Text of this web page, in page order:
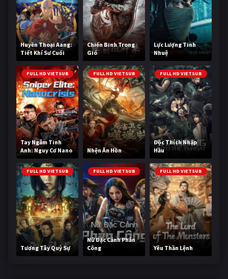
Huyền Thoại Aang:
Tiết Khí Sư Cuối
Cùng
Chiến Binh Trong
Gió
Lực Lượng Tinh
Nhuệ
FULL HD VIETSUB
Tay Ngắm Tinh
Anh: Nguy Cơ Nano
FULL HD VIETSUB
Nhện Ăn Hồn
FULL HD VIETSUB
Độc Thích Nhập
Hầu
FULL HD VIETSUB
Tương Tây Quỷ Sự
FULL HD VIETSUB
Nữ Đặc Cảnh Phản
Công
FULL HD VIETSUB
Yêu Thần Lệnh